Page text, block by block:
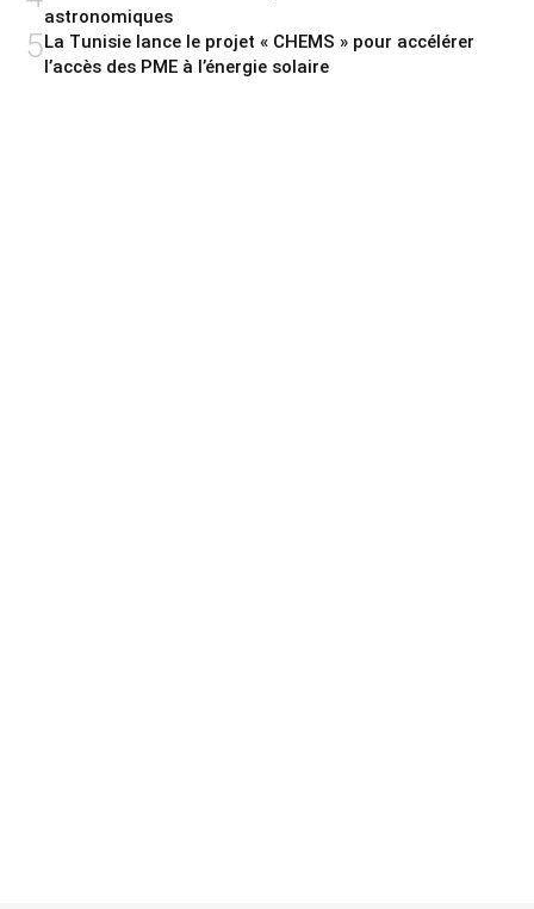
astronomiques
5La Tunisie lance le projet « CHEMS » pour accélérer
l’accès des PME à l’énergie solaire